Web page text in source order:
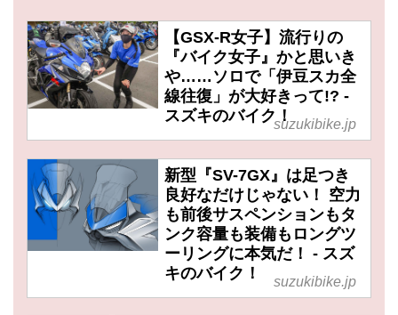
【GSX-R女子】流行りの
『バイク女子』かと思いき
や……ソロで「伊豆スカ全
線往復」が大好きって!? -
スズキのバイク！suzukibike.jp
新型『SV-7GX』は足つき
良好なだけじゃない！ 空力
も前後サスペンションもタ
ンク容量も装備もロングツ
ーリングに本気だ！ - スズ
キのバイク！
suzukibike.jp